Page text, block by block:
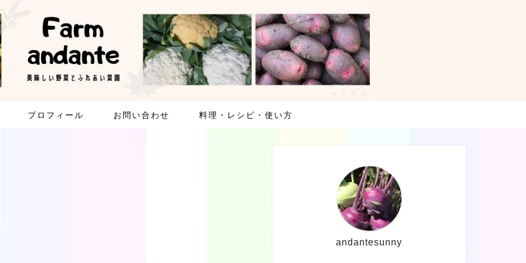
プロフィール お問い合わせ 料理・レシピ・使い方
andantesunny